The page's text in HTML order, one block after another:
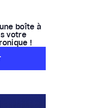
boîte à
votre
!